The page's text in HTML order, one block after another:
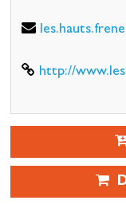
http://